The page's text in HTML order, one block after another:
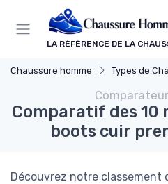
LA RÉFÉRENCE DE LA
Chaussure homme Types de
Comparatif des 10
boots cuir
Découvrez notre classement
Panneau de gestion des cookies